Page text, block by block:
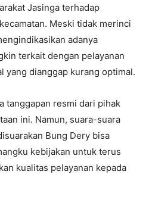
Jasinga terhadap
Meski tidak merinci
adanya
terkait dengan pelayanan
yang dianggap kurang optimal.
tanggapan resmi dari pihak
ini. Namun, suara-suara
Bung Dery bisa
kebijakan untuk terus
kualitas pelayanan kepada